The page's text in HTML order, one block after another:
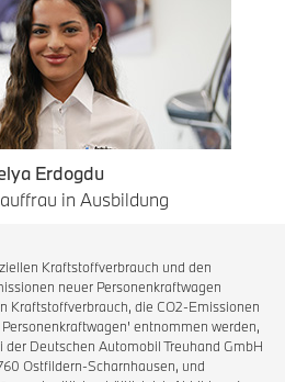
Erdogdu
in Ausbildung
Kraftstoffverbrauch und den
neuer Personenkraftwagen
Kraftstoffverbrauch, die CO2-Emissionen
entnommen werden,
Deutschen Automobil Treuhand GmbH
Ostfildern-Scharnhausen, und